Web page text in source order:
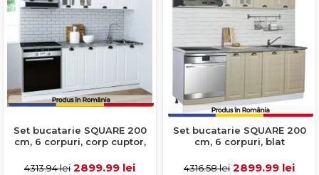
Set bucatarie SQUARE 200
cm, 6 corpuri, corp cuptor,
MDF, alb rustic
4313.94 lei 2899.99 lei
Set bucatarie SQUARE 200
cm, 6 corpuri, blat
MDF, fag rustic
4316.58 lei 2899.99 lei